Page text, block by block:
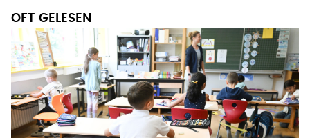
OFT GELESEN